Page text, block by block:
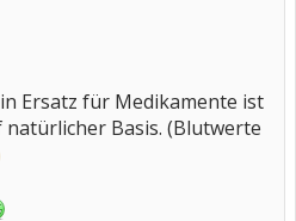
Ersatz für Medikamente ist
Basis. (Blutwerte